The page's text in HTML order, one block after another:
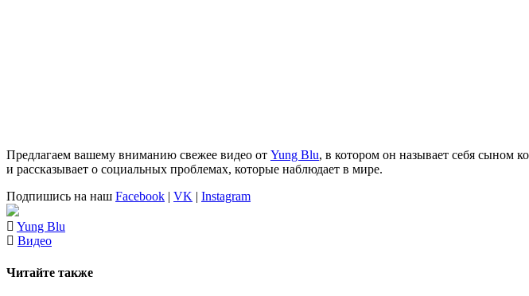
Предлагаем вашему вниманию свежее видео от Yung Blu, в котором он называет себя сыном
и рассказывает о социальных проблемах, которые наблюдает в мире.
Подпишись на наш Facebook | VK | Instagram
Yung Blu
Видео
Читайте также